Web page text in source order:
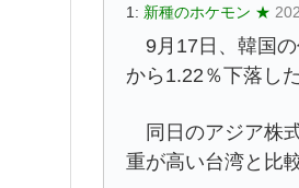
1: 新種のホケモン ★
9月17日、韓国の
から1.22％下落した
同日のアジア株
重が高い台湾と比